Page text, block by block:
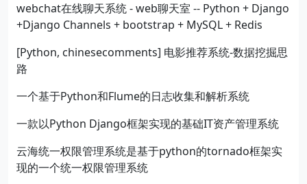
webchat在线聊天系统 - web聊天室 -- Python + Django
+Django Channels + bootstrap + MySQL + Redis
[Python, chinesecomments] 电影推荐系统-数据挖掘思
路
一个基于Python和Flume的日志收集和解析系统
一款以Python Django框架实现的基础IT资产管理系统
云海统一权限管理系统是基于python的tornado框架实
现的一个统一权限管理系统